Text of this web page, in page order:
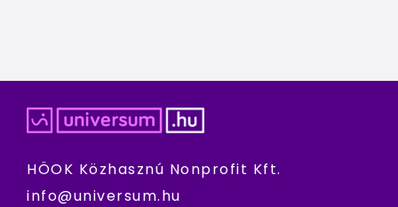
HÖOK Közhasznú Nonprofit Kft.
info@universum.hu